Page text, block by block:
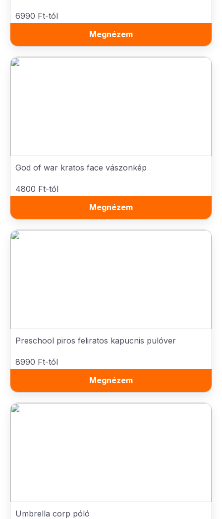
6990 Ft-tól
Megnézem
God of war kratos face vászonkép
4800 Ft-tól
Megnézem
Preschool piros feliratos kapucnis pulóver
8990 Ft-tól
Megnézem
Umbrella corp póló